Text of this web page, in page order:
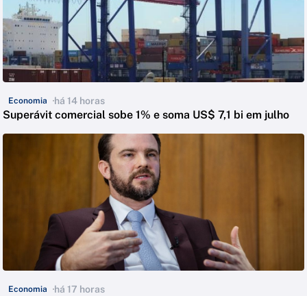
Economia há 14 horas
Superávit comercial sobe 1% e soma US$ 7,1 bi em julho
Economia há 17 horas